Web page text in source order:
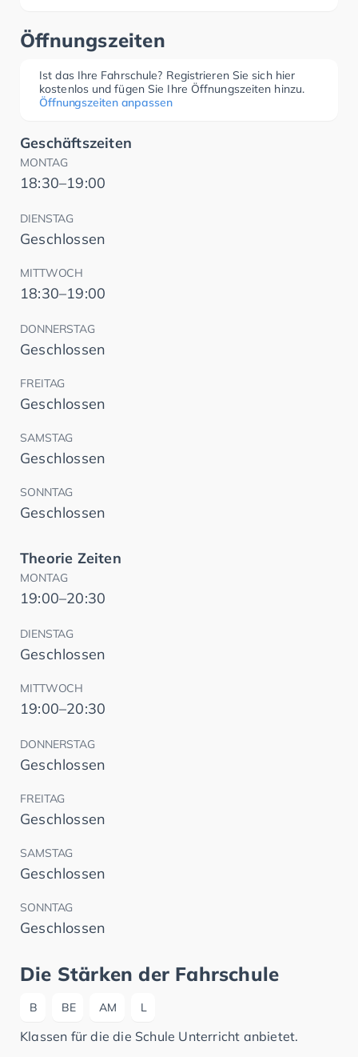
Öffnungszeiten
Ist das Ihre Fahrschule? Registrieren Sie sich hier
kostenlos und fügen Sie Ihre Öffnungszeiten hinzu.
Öffnungszeiten anpassen
Geschäftszeiten
MONTAG
18:30–19:00
DIENSTAG
Geschlossen
MITTWOCH
18:30–19:00
DONNERSTAG
Geschlossen
FREITAG
Geschlossen
SAMSTAG
Geschlossen
SONNTAG
Geschlossen
Theorie Zeiten
MONTAG
19:00–20:30
DIENSTAG
Geschlossen
MITTWOCH
19:00–20:30
DONNERSTAG
Geschlossen
FREITAG
Geschlossen
SAMSTAG
Geschlossen
SONNTAG
Geschlossen
Die Stärken der Fahrschule
B BE AM L
Klassen für die die Schule Unterricht anbietet.